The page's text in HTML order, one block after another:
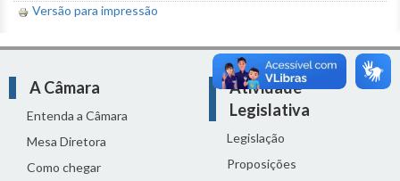
Versão para impressão
A Câmara
Entenda a Câmara
Mesa Diretora
Como chegar
Atividade
Legislativa
Legislação
Proposições